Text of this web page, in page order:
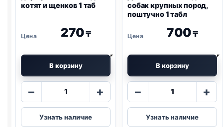
котят и щенков 1 таб
270₸
В корзину
−
Количество
дирофен
таблетки
+
Узнать наличие
собак крупных пород,
поштучно 1 табл
700₸
В корзину
−
Количество
ДИРОФЕН
ПЛЮС
+
Узнать наличие